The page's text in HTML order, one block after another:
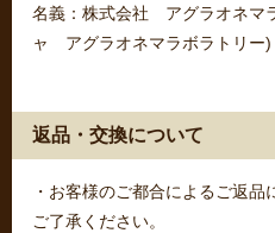
名義：株式会社 アグラオネマ
ャ アグラオネマラボラトリー)
返品・交換について
・お客様のご都合によるご返
ご了承ください。